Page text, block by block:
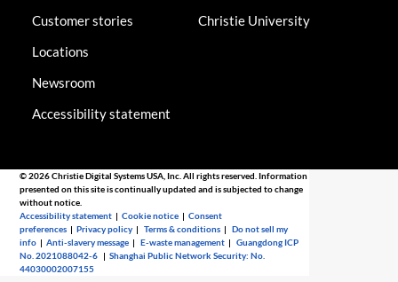
Customer stories
Locations
Newsroom
Accessibility statement
Christie University
© 2026 Christie Digital Systems USA, Inc. All rights reserved. Information
presented on this site is continually updated and is subjected to change
without notice.
Accessibility statement |Cookie notice |Consent
preferences |Privacy policy |Terms & conditions |Do not sell my
info |Anti-slavery message |E-waste management |Guangdong ICP
No. 2021088042-6 |Shanghai Public Network Security: No.
44030002007155